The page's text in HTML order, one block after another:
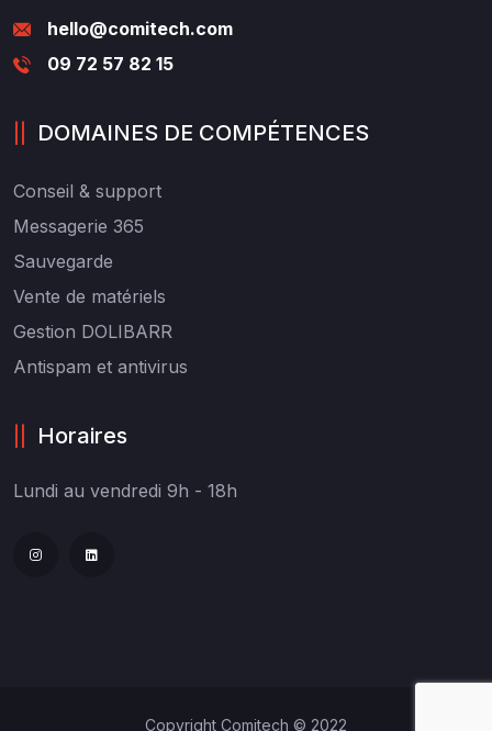
hello@comitech.com
09 72 57 82 15
DOMAINES DE COMPÉTENCES
Conseil & support
Messagerie 365
Sauvegarde
Vente de matériels
Gestion DOLIBARR
Antispam et antivirus
Horaires
Lundi au vendredi 9h - 18h
Copyright Comitech © 2022